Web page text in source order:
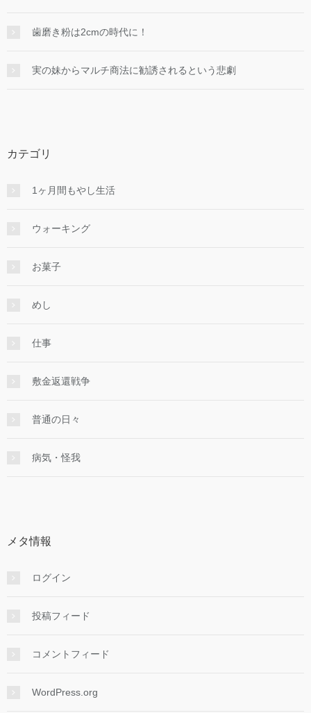
歯磨き粉は2cmの時代に！
実の妹からマルチ商法に勧誘されるという悲劇
カテゴリ
1ヶ月間もやし生活
ウォーキング
お菓子
めし
仕事
敷金返還戦争
普通の日々
病気・怪我
メタ情報
ログイン
投稿フィード
コメントフィード
WordPress.org